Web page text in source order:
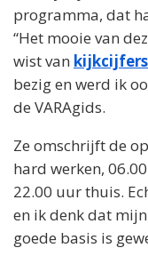
programma, dat
“Het mooie van
wist van kijkcijfers
bezig en werd ik
de VARAgids.
Ze omschrijft de
hard werken,
22.00 uur thuis.
en ik denk dat mijn
goede basis is